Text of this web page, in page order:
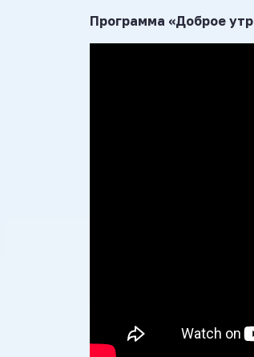
Программа «Доброе